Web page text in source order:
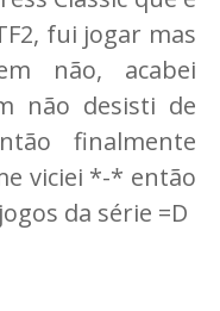
fui jogar mas
não, acabei
não desisti de
finalmente
viciei *-* então
da série =D